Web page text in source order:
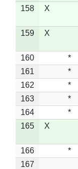
158
X
159 X
160 *
161
*
162
*
163
*
164
*
165
X
166 *
167